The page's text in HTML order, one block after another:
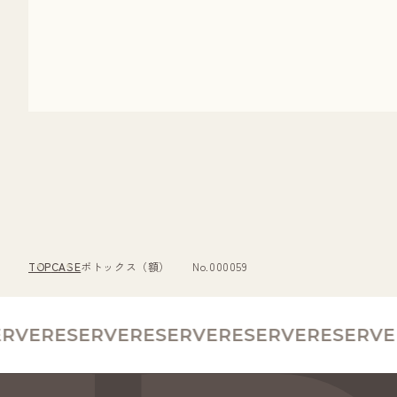
TOPCASEボトックス（額） No.000059
RESERVERESERVERESERVERESERVE